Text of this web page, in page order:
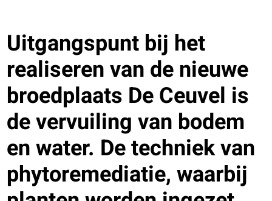
Uitgangspunt bij het
realiseren van de nieuwe
broedplaats De Ceuvel is
de vervuiling van bodem
en water. De techniek van
phytoremediatie, waarbij